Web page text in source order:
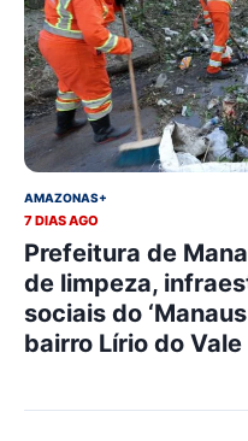
AMAZONAS+
7 DIAS AGO
Prefeitura de
de limpeza,
sociais do
bairro Lírio do Vale